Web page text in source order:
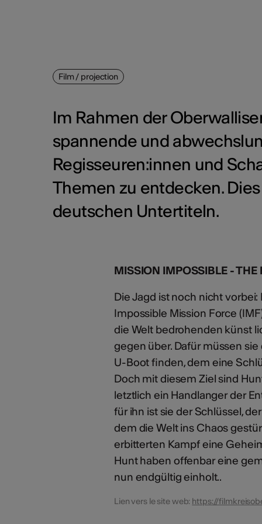
Film / projection
Im Rahmen der
spannende und
Regisseuren:innen und
Themen zu entdecken.
deutschen Untertiteln.
MISSION IMPOSSIBLE - THE
Die Jagd ist noch nicht
Impossible Mission Force
die Welt bedrohenden künst
gegen über. Dafür müssen
U-Boot finden, dem eine
Doch mit diesem Ziel sind
letztlich ein Handlanger der
für ihn ist sie der Schlüssel,
dem die Welt ins Chaos
erbitterten Kampf eine
Hunt haben offenbar eine
nun endgültig einholt..
Lien vers le site web: https://